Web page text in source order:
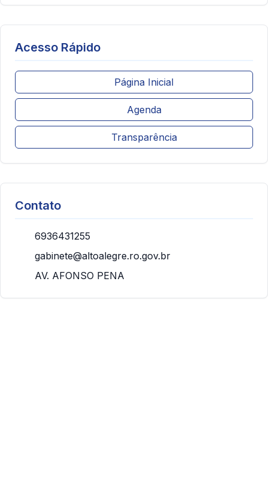
Acesso Rápido
Página Inicial
Agenda
Transparência
Contato
6936431255
gabinete@altoalegre.ro.gov.br
AV. AFONSO PENA